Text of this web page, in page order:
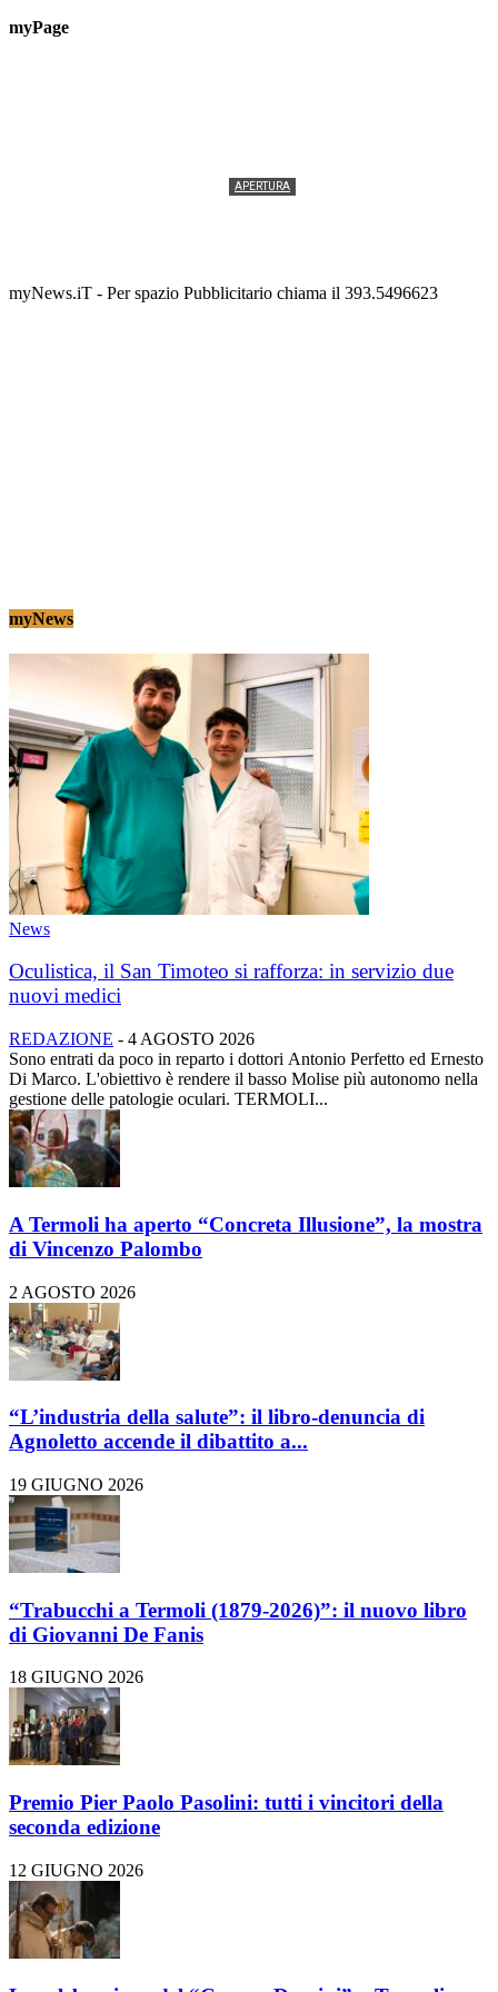
myPage
APERTURA
myNews.iT - Per spazio Pubblicitario chiama il 393.5496623
myNews
News
Oculistica, il San Timoteo si rafforza: in servizio due
nuovi medici
REDAZIONE - 4 AGOSTO 2026
Sono entrati da poco in reparto i dottori Antonio Perfetto ed Ernesto
Di Marco. L'obiettivo è rendere il basso Molise più autonomo nella
gestione delle patologie oculari. TERMOLI...
A Termoli ha aperto “Concreta Illusione”, la mostra
di Vincenzo Palombo
2 AGOSTO 2026
“L’industria della salute”: il libro-denuncia di
Agnoletto accende il dibattito a...
19 GIUGNO 2026
“Trabucchi a Termoli (1879-2026)”: il nuovo libro
di Giovanni De Fanis
18 GIUGNO 2026
Premio Pier Paolo Pasolini: tutti i vincitori della
seconda edizione
12 GIUGNO 2026